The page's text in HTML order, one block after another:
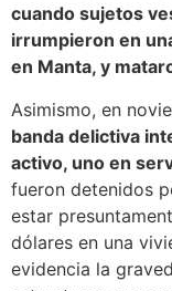
cuando sujetos
irrumpieron en
en Manta, y
Asimismo, en
banda delictiva
activo, uno en
fueron detenidos
estar
dólares en una
evidencia la